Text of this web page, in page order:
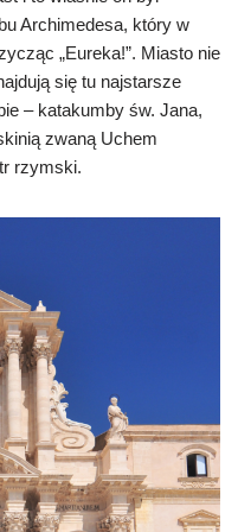
Archimedesa, który w
„Eureka!”. Miasto nie
się tu najstarsze
– katakumby św. Jana,
zwaną Uchem
rzymski.